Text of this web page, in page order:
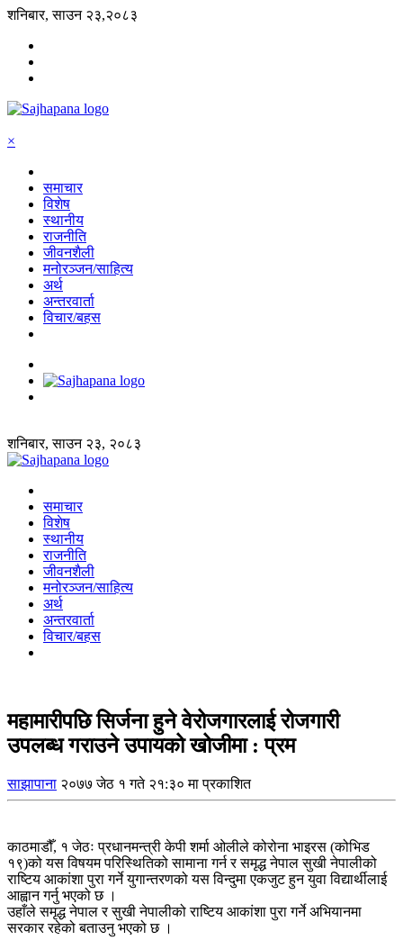
शनिबार, साउन २३,२०८३
×
समाचार
विशेष
स्थानीय
राजनीति
जीवनशैली
मनोरञ्जन/साहित्य
अर्थ
अन्तरवार्ता
विचार/बहस
शनिबार, साउन २३, २०८३
समाचार
विशेष
स्थानीय
राजनीति
जीवनशैली
मनोरञ्जन/साहित्य
अर्थ
अन्तरवार्ता
विचार/बहस
महामारीपछि सिर्जना हुने वेरोजगारलाई रोजगारी
उपलब्ध गराउने उपायको खोजीमा : प्रम
साझापाना २०७७ जेठ १ गते २१:३० मा प्रकाशित
काठमाडौँ, १ जेठः प्रधानमन्त्री केपी शर्मा ओलीले कोरोना भाइरस (कोभिड
१९)को यस विषयम परिस्थितिको सामाना गर्न र समृद्ध नेपाल सुखी नेपालीको
राष्टिय आकांशा पुरा गर्ने युगान्तरणको यस विन्दुमा एकजुट हुन युवा विद्यार्थीलाई
आह्वान गर्नु भएको छ ।
उहाँले समृद्ध नेपाल र सुखी नेपालीको राष्टिय आकांशा पुरा गर्ने अभियानमा
सरकार रहेको बताउनु भएको छ ।